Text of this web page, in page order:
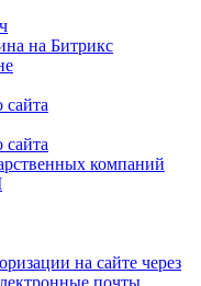
на Битрикс
сайта
сайта
компаний
на сайте через
почты